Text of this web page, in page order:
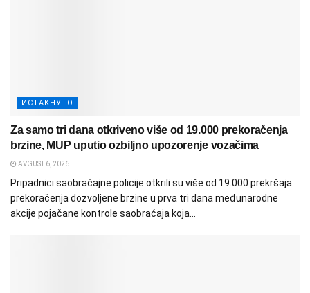
ИСТАКНУТО
Za samo tri dana otkriveno više od 19.000 prekoračenja
brzine, MUP uputio ozbiljno upozorenje vozačima
AVGUST 6, 2026
Pripadnici saobraćajne policije otkrili su više od 19.000 prekršaja
prekoračenja dozvoljene brzine u prva tri dana međunarodne
akcije pojačane kontrole saobraćaja koja...